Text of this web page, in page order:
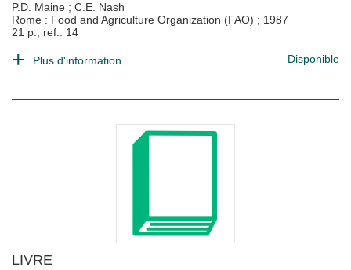
P.D. Maine ; C.E. Nash
Rome : Food and Agriculture Organization (FAO) ; 1987
21 p., ref.: 14
Plus d'information... Disponible
LIVRE